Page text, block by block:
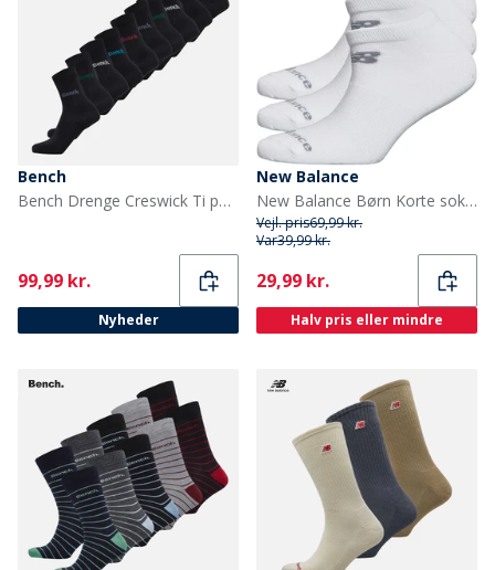
Bench
Bench Drenge Creswick Ti par Selskabstøjssokker Sort
Current
99,99 kr.
Nyheder
New Balance
New Balance Børn Korte sokker Hvid
Vejl. pris69,99 kr.
Var39,99 kr.
Current
29,99 kr.
Halv pris eller mindre